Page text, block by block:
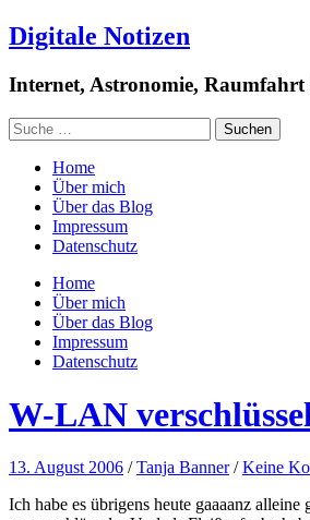
Digitale Notizen
Internet, Astronomie,
Home
Über mich
Über das Blog
Impressum
Datenschutz
Home
Über mich
Über das Blog
Impressum
Datenschutz
W-LAN
13. August 2006 /Tanja Banner /Keine
Ich habe es übrigens heute gaaaanz